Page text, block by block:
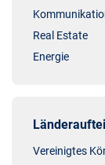
Real Estate
Energie
Vereinigtes